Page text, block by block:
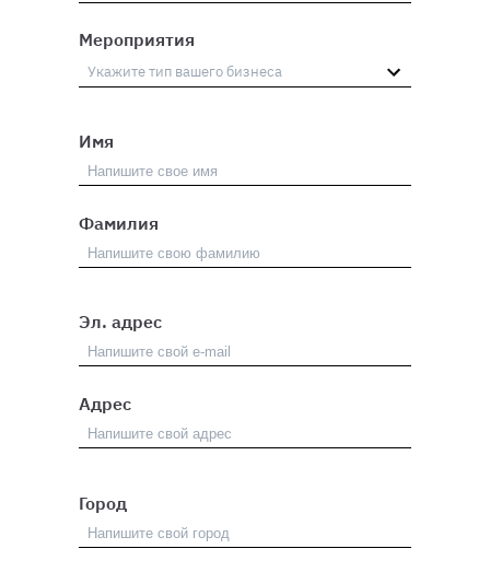
Мероприятия
Имя
Фамилия
Эл. адрес
Адрес
Город